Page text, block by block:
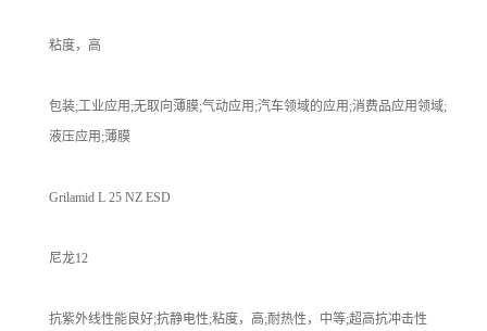
粘度，高
包装;工业应用;无取向薄膜;气动应用;汽车领域的应用;消费品应用领域;
液压应用;薄膜
Grilamid L 25 NZ ESD
尼龙12
抗紫外线性能良好;抗静电性;粘度，高;耐热性，中等;超高抗冲击性